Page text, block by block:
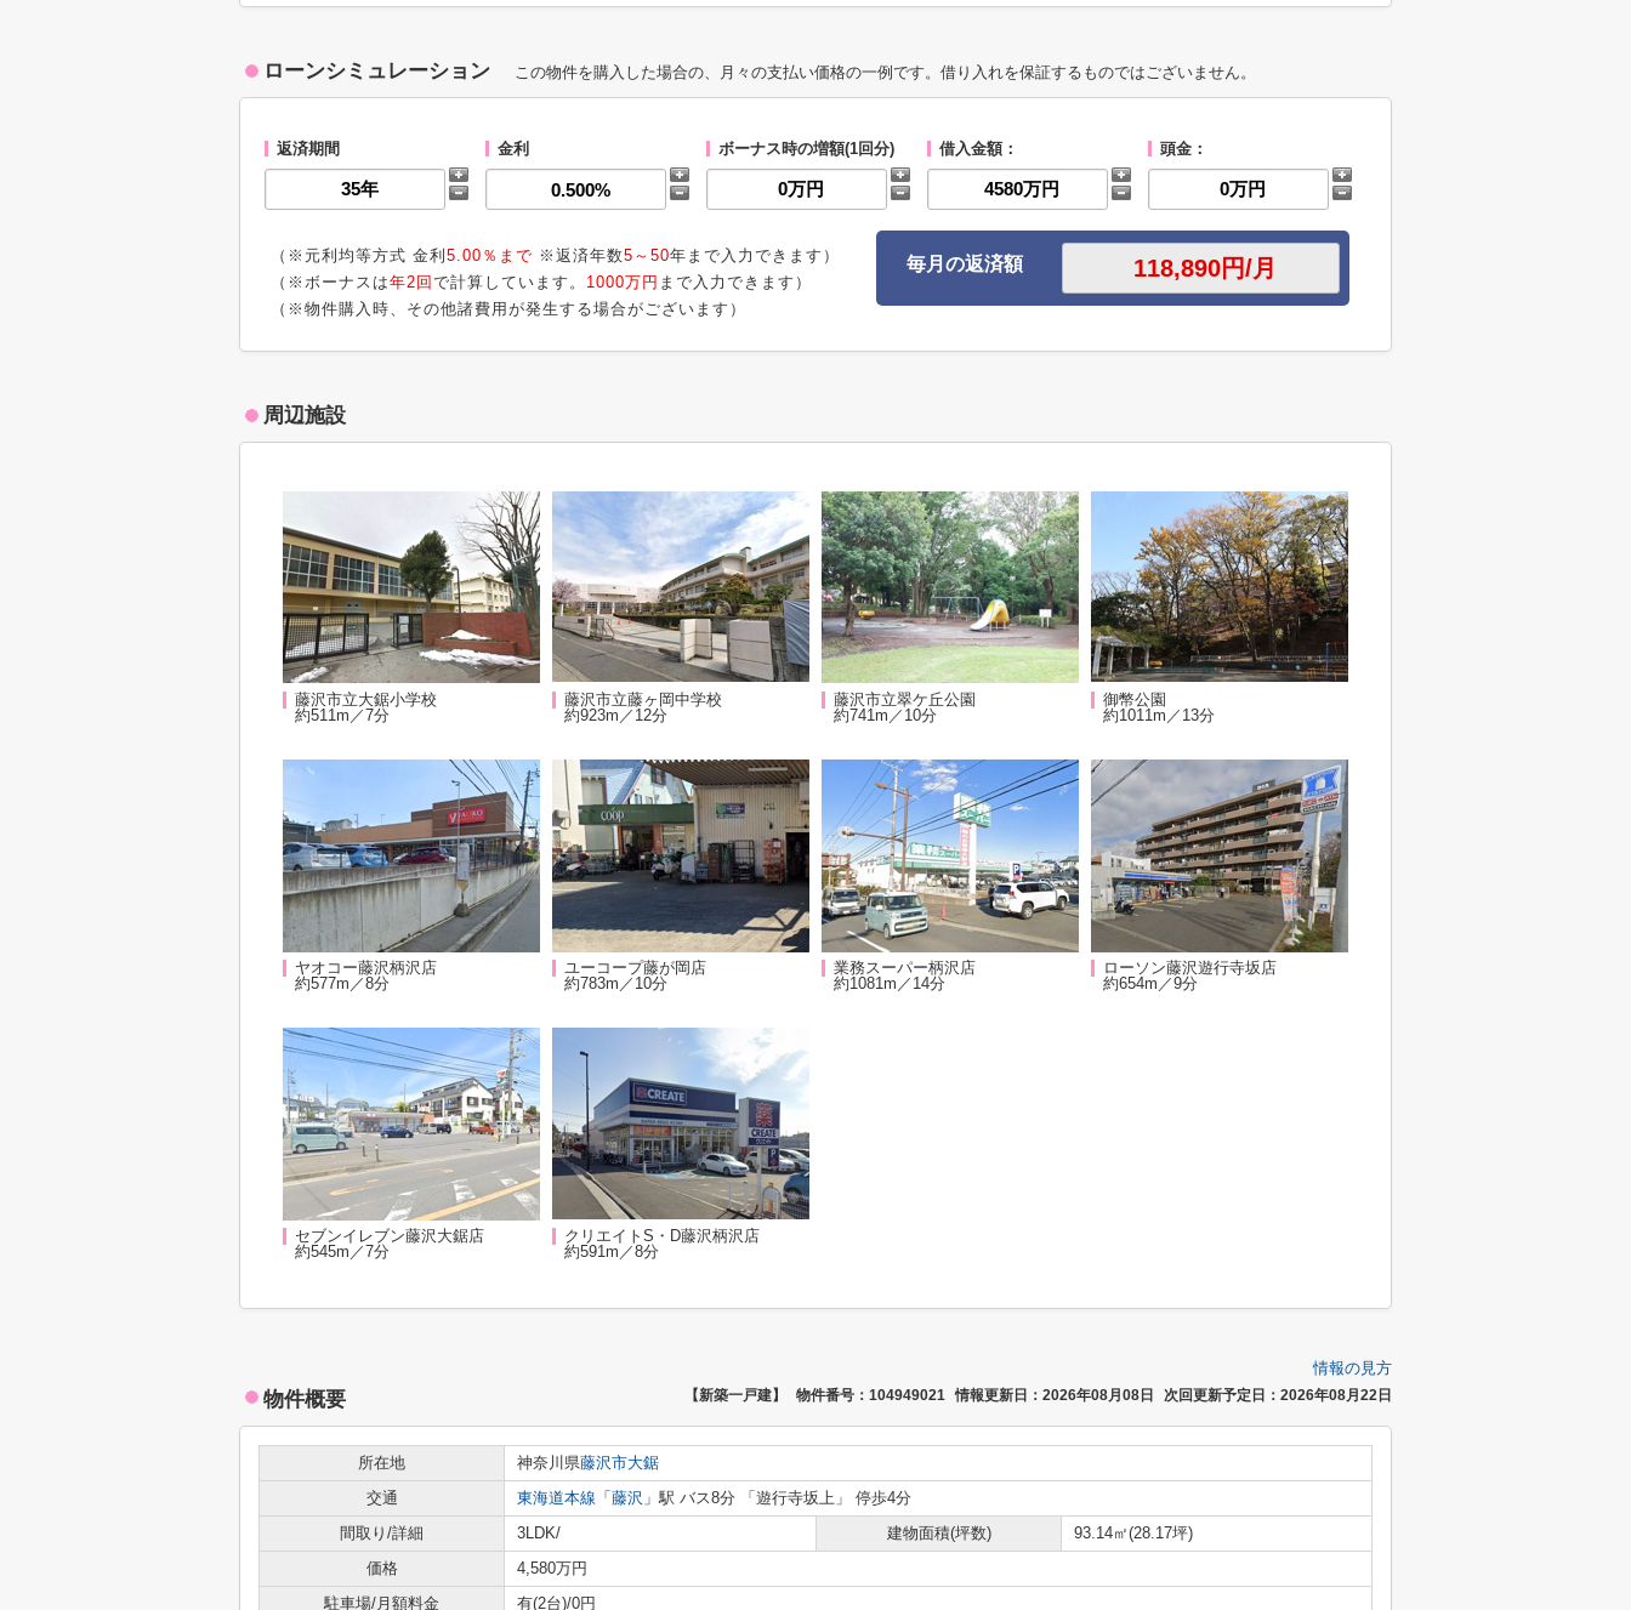
ローンシミュレーション この物件を購入した場合の、月々の支払い価格の一例です。借り入れを保証するものではございません。
返済期間 金利 ボーナス時の増額(1回分) 借入金額： 頭金：
（※元利均等方式 金利 5.00％まで ※返済年数5～50年まで入力できます）
（※ボーナスは年2回 で計算しています。 1000万円 まで入力できます）
（※物件購入時、その他諸費用が発生する場合がございます）
毎月の返済額
周辺施設
藤沢市立大鋸小学校
約511m／7分
藤沢市立藤ヶ岡中学校
約923m／12分
藤沢市立翠ケ丘公園
約741m／10分
御幣公園
約1011m／13分
ヤオコー藤沢柄沢店
約577m／8分
ユーコープ藤が岡店
約783m／10分
業務スーパー柄沢店
約1081m／14分
ローソン藤沢遊行寺坂店
約654m／9分
セブンイレブン藤沢大鋸店
約545m／7分
クリエイトS・D藤沢柄沢店
約591m／8分
情報の見方
物件概要 【新築一戸建】 物件番号：104949021 情報更新日：2026年08月08日 次回更新予定日：2026年08月22日
所在地 神奈川県藤沢市大鋸
交通
東海道本線 「 藤沢 」駅 バス8分 「遊行寺坂上」 停歩4分
間取り/詳細
3LDK/ 建物面積(坪数)
93.14㎡(28.17坪)
価格
4,580万円
駐車場/月額料金
有(2台)/0円